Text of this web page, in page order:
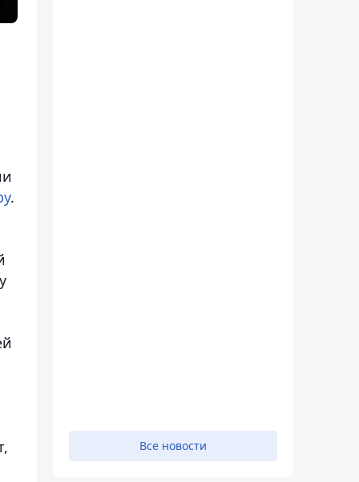
.
Все новости